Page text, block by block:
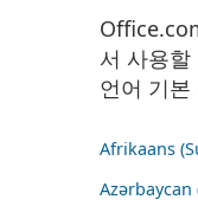
서 사용할
언어 기
Afrikaans
Azərbaycan